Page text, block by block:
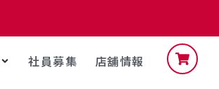
社員募集 店舖情報